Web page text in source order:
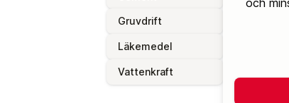
Gruvdrift
Läkemedel
Vattenkraft
och